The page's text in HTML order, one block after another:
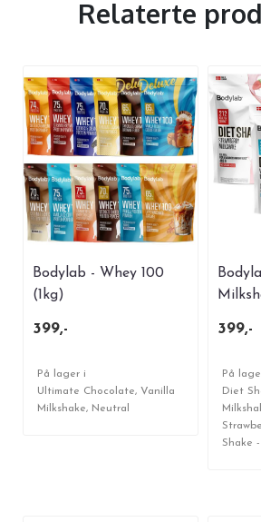
Relaterte
Bodylab - Whey 100
(1kg)
399,-
På lager i
Ultimate Chocolate, Vanilla
Milkshake, Neutral
399,-
På
Diet
Shake